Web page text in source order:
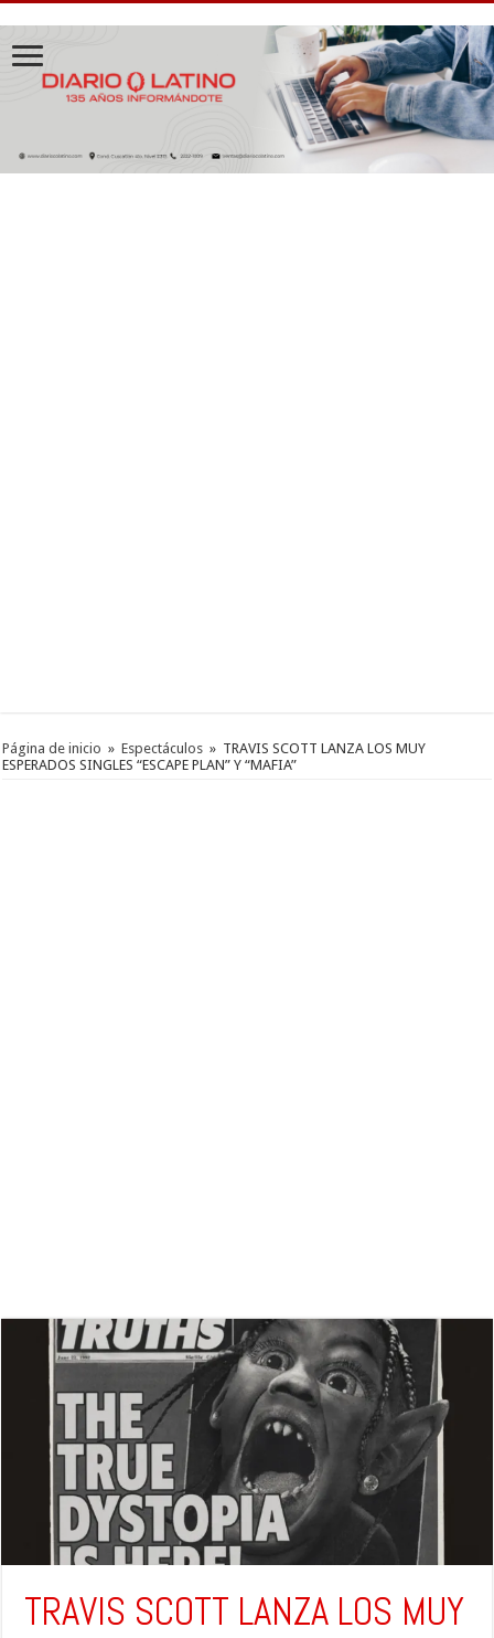
Página de inicio » Espectáculos » TRAVIS SCOTT LANZA LOS MUY
ESPERADOS SINGLES “ESCAPE PLAN” Y “MAFIA”
TRAVIS SCOTT LANZA LOS MUY